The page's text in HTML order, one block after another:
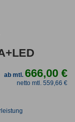
ab mtl.666,00 €
netto mtl. 559,66 €